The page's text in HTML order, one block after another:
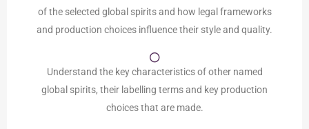
of the selected global spirits and how legal frameworks
and production choices influence their style and quality.
Understand the key characteristics of other named
global spirits, their labelling terms and key production
choices that are made.